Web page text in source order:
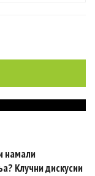
намали
Клучни дискусии